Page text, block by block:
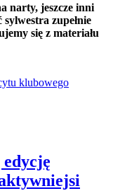
narty, jeszcze inni
zupełnie
się z materiału